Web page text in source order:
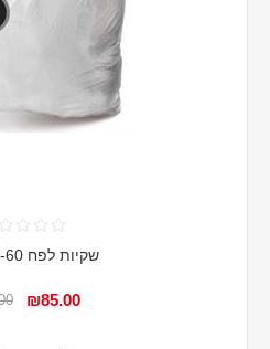
שקיות לפח 50-60 ליטר
₪85.00